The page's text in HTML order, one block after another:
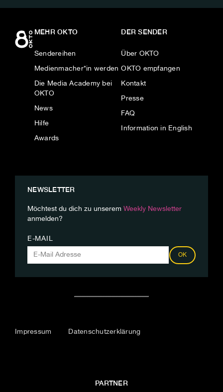
MEHR OKTO
Sendereihen
Medienmacher*in werden
Die Media Academy bei
OKTO
News
Hilfe
Awards
DER SENDER
Über OKTO
OKTO empfangen
Kontakt
Presse
FAQ
Information in English
NEWSLETTER
Möchtest du dich zu unserem Weekly Newsletter
anmelden?
E-MAIL
OK
Impressum Datenschutzerklärung
PARTNER